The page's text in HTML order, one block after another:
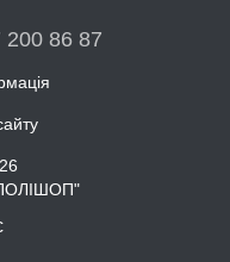
200 86 87